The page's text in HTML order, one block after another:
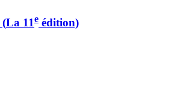
(La 11e édition)